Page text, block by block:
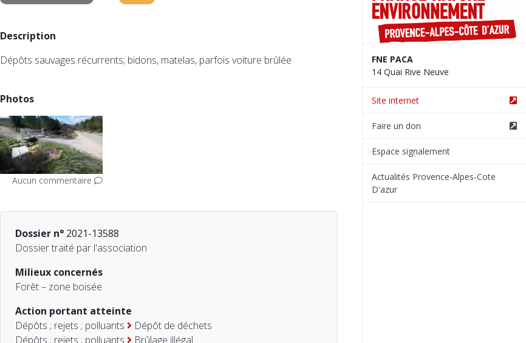
Description
Dépôts sauvages récurrents; bidons, matelas, parfois voiture brûlée
Photos
Aucun commentaire
Dossier n°2021-13588
Dossier traité par l'association
Milieux concernés
Forêt – zone boisée
Action portant atteinte
Dépôts ; rejets ; polluants
Dépôt de déchets
Dépôts ; rejets ; polluants
Brûlage illégal
FNE PACA
14 Quai Rive Neuve
Site internet
Faire un don
Espace signalement
Actualités Provence-Alpes-Cote
D'azur